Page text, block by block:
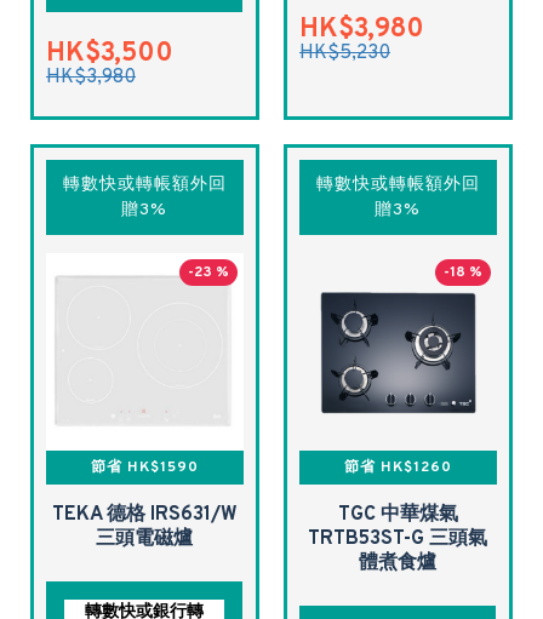
HK$3,500
HK$3,980
HK$3,980
HK$5,230
轉數快或轉帳額外回
贈3%
-23 %
節省 HK$1590
TEKA 德格 IRS631/W
三頭電磁爐
轉數快或銀行轉
轉數快或轉帳額外回
贈3%
-18 %
節省 HK$1260
TGC 中華煤氣
TRTB53ST-G 三頭氣
體煮食爐